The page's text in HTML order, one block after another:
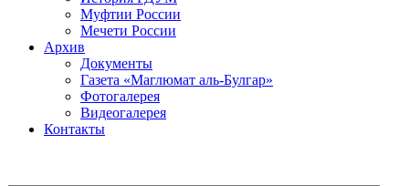
Муфтии России
Мечети России
Архив
Документы
Газета «Маглюмат аль-Булгар»
Фотогалерея
Видеогалерея
Контакты